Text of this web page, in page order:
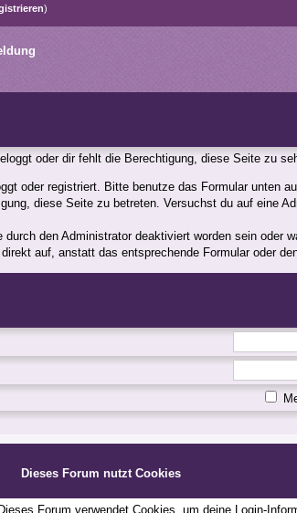
Dieses Forum nutzt Cookies
Dieses Forum verwendet Cookies, um deine Login-
)
oder dir fehlt die Berechtigung, diese Seite zu
oder registriert. Bitte benutze das Formular unten
diese Seite zu betreten. Versuchst du auf eine
durch den Administrator deaktiviert worden sein oder
auf, anstatt das entsprechende Formular oder